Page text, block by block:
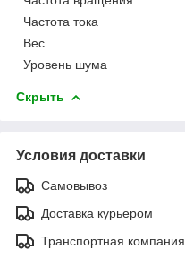
Частота тока
Вес
Уровень шума
Скрыть
Условия доставки
Самовывоз
Доставка курьером
Транспортная компания